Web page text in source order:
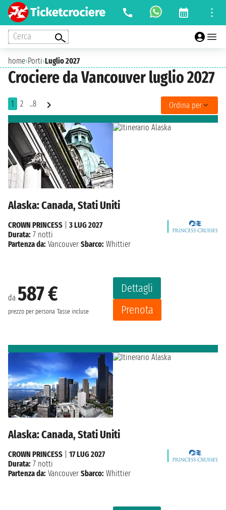
Cerca
home›Porti›Luglio 2027
Crociere da Vancouver luglio 2027
1 2 ..8 Ordina per
Alaska: Canada, Stati Uniti
da 587 €
prezzo per persona Tasse incluse
Dettagli
Prenota
CROWN PRINCESS
3 LUG 2027
Durata: 7 notti
Partenza da: Vancouver Sbarco: Whittier
Alaska: Canada, Stati Uniti
CROWN PRINCESS
17 LUG 2027
Durata: 7 notti
Partenza da: Vancouver Sbarco: Whittier